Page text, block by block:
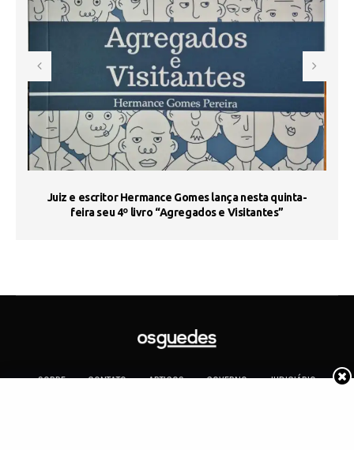
Juiz e escritor Hermance Gomes lança nesta quinta-
feira seu 4º livro “Agregados e Visitantes”
SOBRE CONTATO ARTIGOS GOVERNO
JUDICIÁRIO